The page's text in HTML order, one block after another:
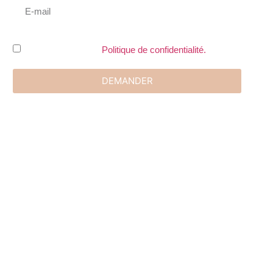
Politique de confidentialité.
DEMANDER